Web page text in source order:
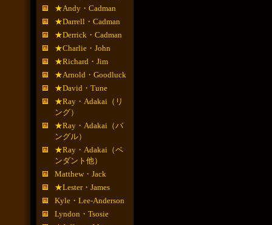
★Andy・Cadman
★Darrell・Cadman
★Derrick・Cadman
★Charlie・John
★Richard・Jim
★Arnold・Goodluck
★David・Tune
★Ray・Adakai（リ
ング）
★Ray・Adakai（バ
ングル）
★Ray・Adakai（ペ
ンダント他）
Matthew・Jack
★Lester・James
Kyle・Lee-Anderson
Lyndon・Tsosie